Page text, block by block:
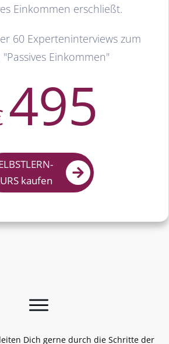
Einkommen erschließt.
60 Experteninterviews zum
Einkommen"
495
kaufen
Dich gerne durch die Schritte der